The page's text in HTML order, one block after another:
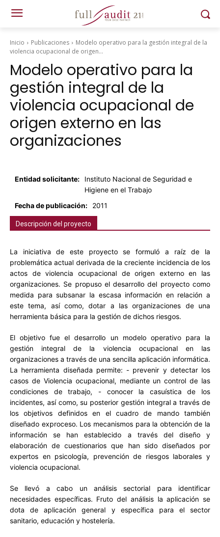
Inicio Publicaciones
Modelo operativo para la gestión integral de la
violencia ocupacional de origen...
Modelo operativo para la
gestión integral de la
violencia ocupacional de
origen externo en las
organizaciones
Entidad solicitante:
Instituto Nacional de Seguridad e
Higiene en el Trabajo
Fecha de publicación:
2011
Descripción del proyecto
La iniciativa de este proyecto se formuló a raíz de la
problemática actual derivada de la creciente incidencia de los
actos de violencia ocupacional de origen externo en las
organizaciones. Se propuso el desarrollo del proyecto como
medida para subsanar la escasa información en relación a
este tema, así como, dotar a las organizaciones de una
herramienta básica para la gestión de dichos riesgos.
El objetivo fue el desarrollo un modelo operativo para la
gestión integral de la violencia ocupacional en las
organizaciones a través de una sencilla aplicación informática.
La herramienta diseñada permite: - prevenir y detectar los
casos de Violencia ocupacional, mediante un control de las
condiciones de trabajo, - conocer la casuística de los
incidentes, así como, su posterior gestión integral a través de
los objetivos definidos en el cuadro de mando también
diseñado exproceso. Los mecanismos para la obtención de la
información se han establecido a través del diseño y
elaboración de cuestionarios que han sido diseñados por
expertos en psicología, prevención de riesgos laborales y
violencia ocupacional.
Se llevó a cabo un análisis sectorial para identificar
necesidades específicas. Fruto del análisis la aplicación se
dota de aplicación general y específica para el sector
sanitario, educación y hostelería.